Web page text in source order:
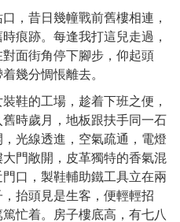
，昔日幾幢戰前舊樓相連，
痕跡。每逢我打這兒走過，
面街角停下腳步，仰起頭
幾分惆悵離去。
鞋的工場，趁着下班之便，
時歲月，地板跟扶手同一石
光線透進，空氣疏通，電燈
門敞開，皮革獨特的香氣混
口，製鞋輔助鐵工具立在兩
抬頭見是生客，便輕輕招
忙着。房子樓底高，有七八